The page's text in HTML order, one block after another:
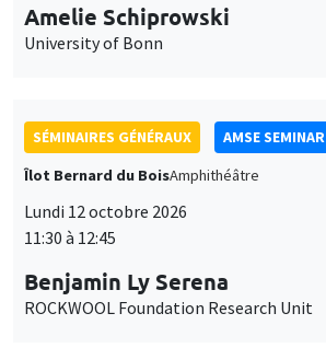
Amelie Schiprowski
University of Bonn
SÉMINAIRES GÉNÉRAUX
AMSE SEMINAR
Îlot Bernard du BoisAmphithéâtre
Lundi 12 octobre 2026
11:30 à 12:45
Benjamin Ly Serena
ROCKWOOL Foundation Research Unit